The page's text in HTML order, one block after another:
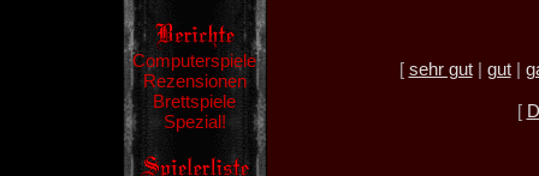
Computerspiele
Rezensionen
Brettspiele
Spezial!
[ sehr gut| gut|
[